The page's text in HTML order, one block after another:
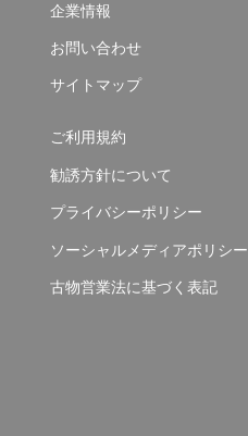
企業情報
お問い合わせ
サイトマップ
ご利用規約
勧誘方針について
プライバシーポリシー
ソーシャルメディアポリシー
古物営業法に基づく表記